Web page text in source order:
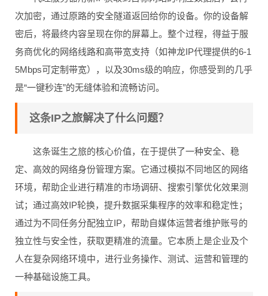
次加密，通过原路的安全隧道返回给你的设备。你的设备解
密后，将最终内容呈现在你的屏幕上。整个过程，得益于服
务商优化的网络线路和高带宽支持（如神龙IP代理提供的6-1
5Mbps可定制带宽），以及30ms级的响应，你感受到的几乎
是“一键秒连”的无缝体验和流畅访问。
这条IP之旅解决了什么问题？
这条诞生之旅的核心价值，在于提供了一种安全、稳
定、高效的网络身份管理方案。它通过模拟不同地区的网络
环境，帮助企业进行精准的市场调研、搜索引擎优化效果测
试；通过高效IP轮换，提升数据采集程序的效率和稳定性；
通过为不同任务分配独立IP，帮助自媒体运营者维护账号的
独立性与安全性，获取更精准的流量。它本质上是企业及个
人在复杂网络环境中，进行业务操作、测试、运营和管理的
一种基础设施工具。